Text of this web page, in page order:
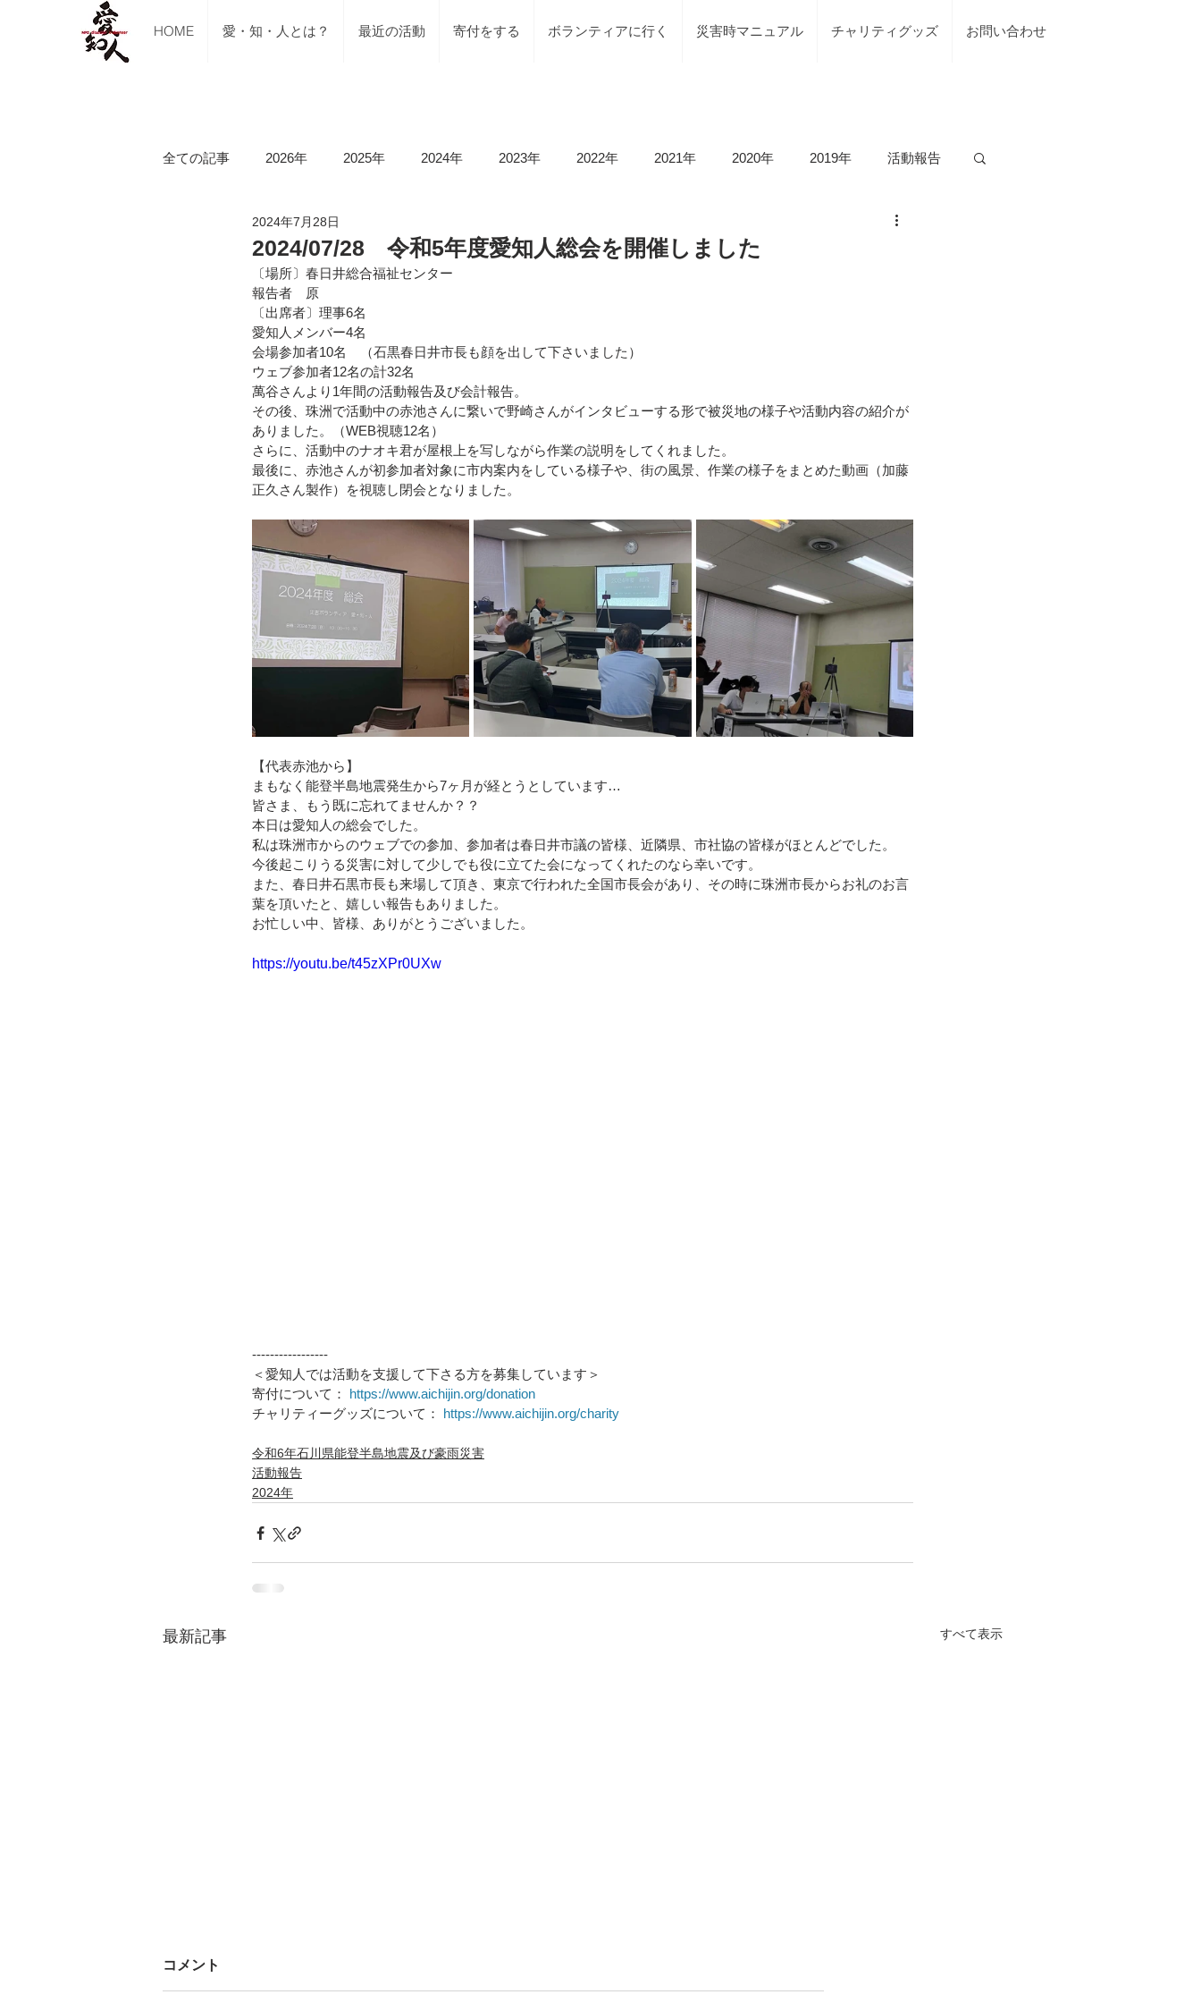
HOME 愛・知・人とは？ 最近の活動 寄付をする ボランティアに行く 災害時マニュアル チャリティグッズ お問い合わせ
全ての記事 2026年 2025年 2024年 2023年 2022年 2021年 2020年 2019年 活動報告
ご支援のご報告 メディア掲載情報
講習会（ブルーシート張り・床下等）
令和5年山口県美祢市豪雨水害
令和４年台風１５号（静岡市清水区） 令和4年8月豪雨(新潟県村上市） 令和4年福島県沖地震（桑折町）
令和元年九州北部豪雨
2024/07/28 令和5年度愛知人総会を開催しました
2024年7月28日
〔場所〕春日井総合福祉センター
報告者　原
〔出席者〕理事6名
愛知人メンバー4名
会場参加者10名　（石黒春日井市長も顔を出して下さいました）
ウェブ参加者12名の計32名
萬谷さんより1年間の活動報告及び会計報告。
その後、珠洲で活動中の赤池さんに繋いで野崎さんがインタビューする形で被災地の様子や活動内容の紹介が
ありました。（WEB視聴12名）
さらに、活動中のナオキ君が屋根上を写しながら作業の説明をしてくれました。
最後に、赤池さんが初参加者対象に市内案内をしている様子や、街の風景、作業の様子をまとめた動画（加藤
正久さん製作）を視聴し閉会となりました。
【代表赤池から】
まもなく能登半島地震発生から7ヶ月が経とうとしています…
皆さま、もう既に忘れてませんか？？
本日は愛知人の総会でした。
私は珠洲市からのウェブでの参加、参加者は春日井市議の皆様、近隣県、市社協の皆様がほとんどでした。
今後起こりうる災害に対して少しでも役に立てた会になってくれたのなら幸いです。
また、春日井石黒市長も来場して頂き、東京で行われた全国市長会があり、その時に珠洲市長からお礼のお言
葉を頂いたと、嬉しい報告もありました。
お忙しい中、皆様、ありがとうございました。
https://youtu.be/t45zXPr0UXw
-----------------
＜愛知人では活動を支援して下さる方を募集しています＞
寄付について： https://www.aichijin.org/donation
チャリティーグッズについて： https://www.aichijin.org/charity
令和6年石川県能登半島地震及び豪雨災害
活動報告
2024年
最新記事 すべて表示
コメント